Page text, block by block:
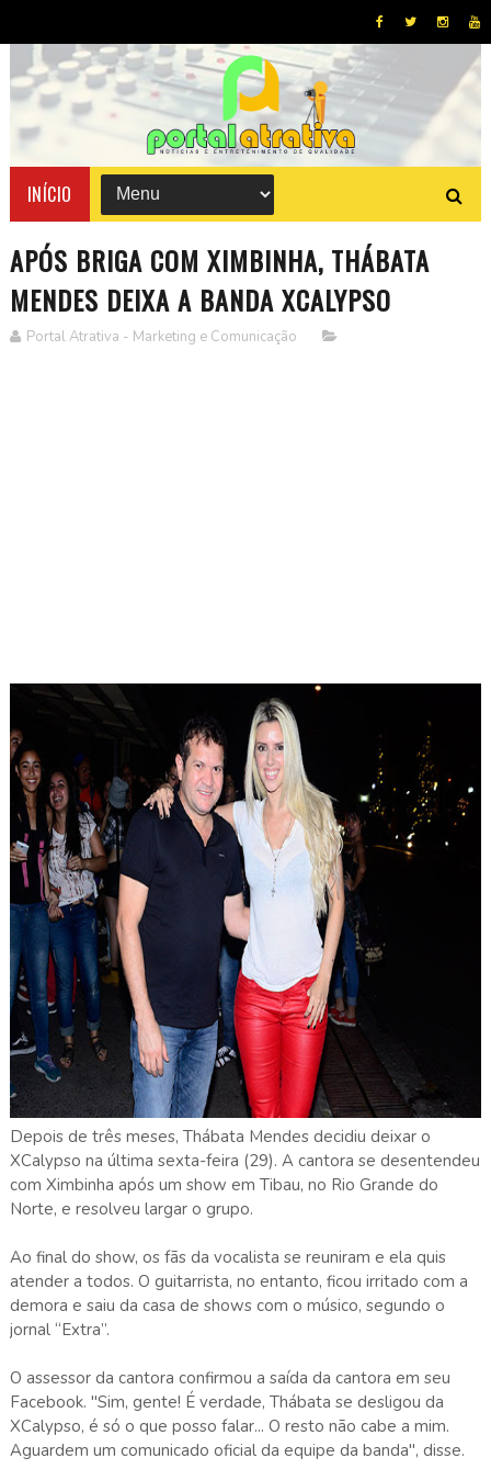
INÍCIO
APÓS BRIGA COM XIMBINHA, THÁBATA
MENDES DEIXA A BANDA XCALYPSO
Portal Atrativa - Marketing e Comunicação
Depois de três meses, Thábata Mendes decidiu deixar o
XCalypso na última sexta-feira (29). A cantora se desentendeu
com Ximbinha após um show em Tibau, no Rio Grande do
Norte, e resolveu largar o grupo.
Ao final do show, os fãs da vocalista se reuniram e ela quis
atender a todos. O guitarrista, no entanto, ficou irritado com a
demora e saiu da casa de shows com o músico, segundo o
jornal “Extra”.
O assessor da cantora confirmou a saída da cantora em seu
Facebook. "Sim, gente! É verdade, Thábata se desligou da
XCalypso, é só o que posso falar... O resto não cabe a mim.
Aguardem um comunicado oficial da equipe da banda", disse.